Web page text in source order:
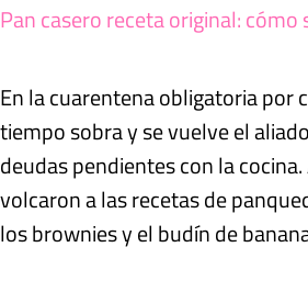
Pan casero receta original: cómo
En la cuarentena obligatoria por
tiempo sobra y se vuelve el
deudas pendientes con la
volcaron a las recetas de
los brownies y el budín de